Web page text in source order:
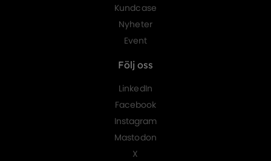
Kundcase
Nyheter
Event
Följ oss
LinkedIn
Facebook
Instagram
Mastodon
X